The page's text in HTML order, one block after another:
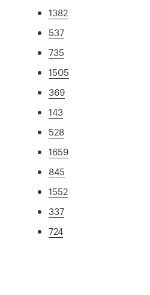
1382
537
735
1505
369
143
528
1659
845
1552
337
724